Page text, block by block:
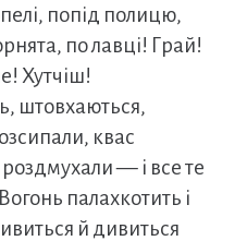
попід полицю,
по лавці! Грай!
Хутчіш!
штовхаються,
квас
— і все те
палахкотить і
й дивиться